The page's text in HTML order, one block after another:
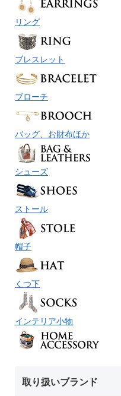
リング
ブレスレット
ブローチ
バッグ、お財布ほか
シューズ
ストール
帽子
くつ下
インテリア小物
取り扱いブランド